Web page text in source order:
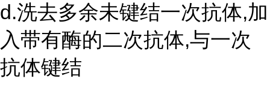
d.洗去多余未键结一次抗体,加
入带有酶的二次抗体,与一次
抗体键结